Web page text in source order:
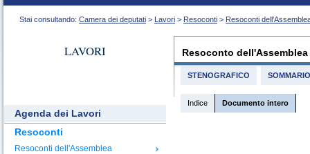
Stai consultando: Camera dei deputati > Lavori > Resoconti > Resoconti
LAVORI
Agenda dei Lavori
Resoconti
Resoconti dell'Assemblea
Resoconto dell'Assemblea
STENOGRAFICO SOMMARIO
Indice Documento intero